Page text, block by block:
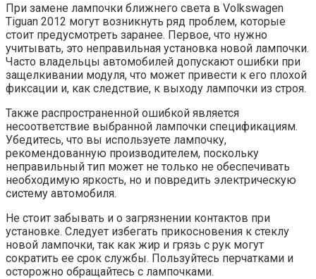
При замене лампочки ближнего света в Volkswagen
Tiguan 2012 могут возникнуть ряд проблем, которые
стоит предусмотреть заранее. Первое, что нужно
учитывать, это неправильная установка новой лампочки.
Часто владельцы автомобилей допускают ошибки при
защелкивании модуля, что может привести к его плохой
фиксации и, как следствие, к выходу лампочки из строя.
Также распространенной ошибкой является
несоответствие выбранной лампочки спецификациям.
Убедитесь, что вы используете лампочку,
рекомендованную производителем, поскольку
неправильный тип может не только не обеспечивать
необходимую яркость, но и повредить электрическую
систему автомобиля.
Не стоит забывать и о загрязнении контактов при
установке. Следует избегать прикосновения к стеклу
новой лампочки, так как жир и грязь с рук могут
сократить ее срок службы. Пользуйтесь перчатками и
осторожно обращайтесь с лампочками.